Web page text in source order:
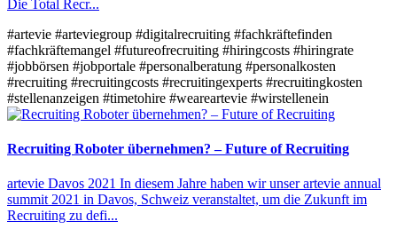
Die Total Recr...
#artevie #arteviegroup #digitalrecruiting #fachkräftefinden
#fachkräftemangel #futureofrecruiting #hiringcosts #hiringrate
#jobbörsen #jobportale #personalberatung #personalkosten
#recruiting #recruitingcosts #recruitingexperts #recruitingkosten
#stellenanzeigen #timetohire #weareartevie #wirstellenein
Recruiting Roboter übernehmen? – Future of Recruiting
artevie Davos 2021 In diesem Jahre haben wir unser artevie annual
summit 2021 in Davos, Schweiz veranstaltet, um die Zukunft im
Recruiting zu defi...